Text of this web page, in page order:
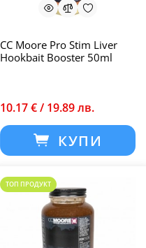
CC Moore Pro Stim Liver
Hookbait Booster 50ml
10.17 € / 19.89 лв.
КУПИ
ТОП ПРОДУКТ